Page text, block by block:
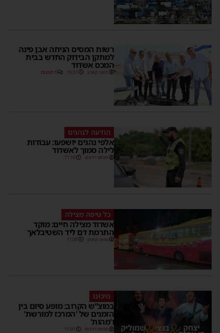
רשות המסים הניחה אבן פינה
למתקן הבידוק החדש בבית
המכס אשדוד
משה קאהן 15:37 1 תגובות
הודעה לנהגים
אלפי נהגים יושפעו: עבודות
לילה סמוך לאשדוד
מנחם דויטש 11:10
כל טיפה מצילה
אשדוד מצילה חיים: מוקד
התרמת דם ליד השטיבלאך
משה קאהן 11:05
היכונו
במוצ”ש הקרוב: מופע סיום בין
הזמנים של 'המרכז למורשת'
ו'מהות'
מנחם דויטש 11:01